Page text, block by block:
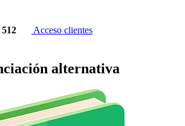
512 Acceso clientes
alternativa